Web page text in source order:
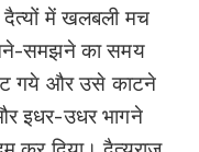
में खलबली मच
समझने का समय
गये और उसे काटने
इधर-उधर भागने